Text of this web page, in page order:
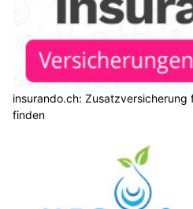
insurando.ch: Zusatzversicherung
finden